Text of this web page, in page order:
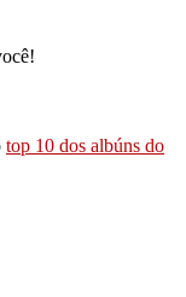
top 10 dos albúns do